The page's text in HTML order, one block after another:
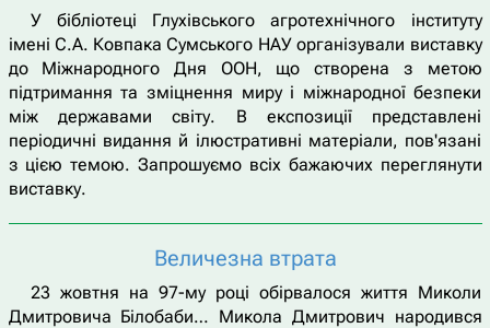
У бібліотеці Глухівського агротехнічного інституту
імені С.А. Ковпака Сумського НАУ організували виставку
до Міжнародного Дня ООН, що створена з метою
підтримання та зміцнення миру і міжнародної безпеки
між державами світу. В експозиції представлені
періодичні видання й ілюстративні матеріали, пов'язані
з цією темою. Запрошуємо всіх бажаючих переглянути
виставку.
Величезна втрата
23 жовтня на 97-му році обірвалося життя Миколи
Дмитровича Білобаби… Микола Дмитрович народився